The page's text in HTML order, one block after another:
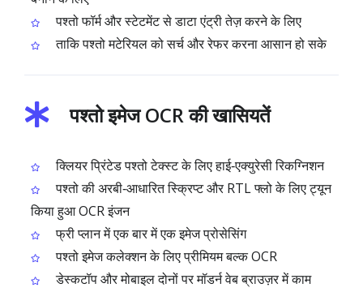
पश्तो फॉर्म और स्टेटमेंट से डाटा एंट्री तेज़ करने के लिए
ताकि पश्तो मटेरियल को सर्च और रेफर करना आसान हो सके
पश्तो इमेज OCR की खासियतें
क्लियर प्रिंटेड पश्तो टेक्स्ट के लिए हाई‑एक्युरेसी रिकग्निशन
पश्तो की अरबी‑आधारित स्क्रिप्ट और RTL फ्लो के लिए ट्यून
किया हुआ OCR इंजन
फ्री प्लान में एक बार में एक इमेज प्रोसेसिंग
पश्तो इमेज कलेक्शन के लिए प्रीमियम बल्क OCR
डेस्कटॉप और मोबाइल दोनों पर मॉडर्न वेब ब्राउज़र में काम